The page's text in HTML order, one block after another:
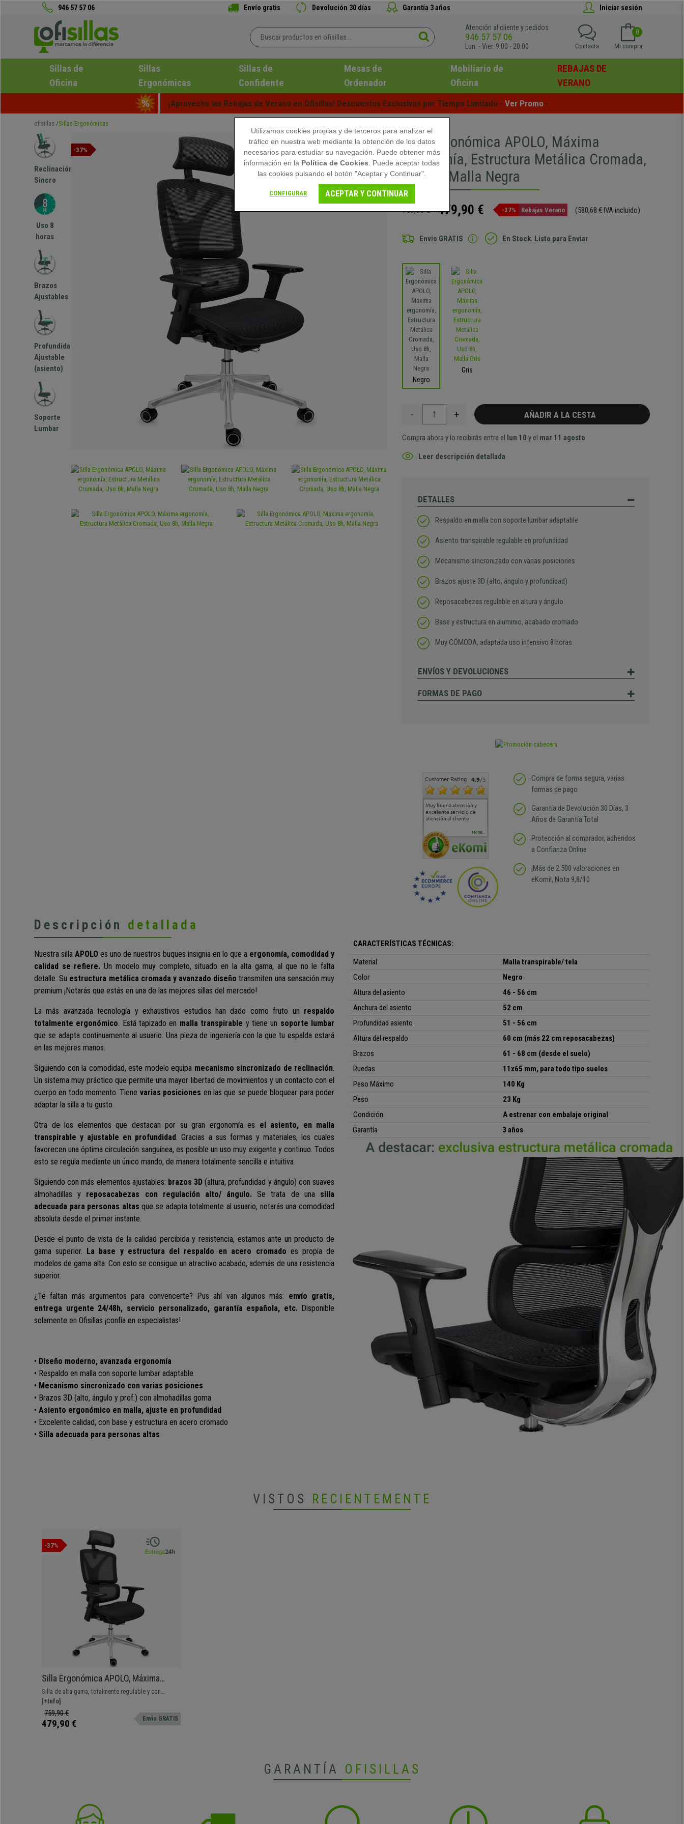
946 57 57 06 Envío gratis Devolución 30 días Garantía 3 años Iniciar sesión
Atención al cliente y pedidos
946 57 57 06
Lun. - Vier. 9:00 - 20:00
0
Mi compra
Contacta
Sillas de
Oficina
Sillas
Ergonómicas
Sillas de
Confidente
Mesas de
Ordenador
Mobiliario de
Oficina
REBAJAS DE
VERANO
¡Aprovecha las Rebajas de Verano en Ofisillas! Descuentos Exclusivos por Tiempo Limitado - Ver Promo -
ofisillas Sillas Ergonómicas
Reclinación
Sincro
Uso 8
horas
Brazos
Ajustables
Profundidad
Ajustable
(asiento)
Soporte
Lumbar
-37%
Silla Ergonómica APOLO, Máxima
ergonomía, Estructura Metálica Cromada,
Uso 8h, Malla Negra
759,90 € 479,90 € -37% Rebajas Verano (580,68 € IVA incluido)
Envio GRATIS En Stock. Listo para Enviar
Negro
Gris
- + AÑADIR A LA CESTA
Compra ahora y lo recibirás entre el lun 10 y el mar 11 agosto
Leer descripción detallada
DETALLES
Respaldo en malla con soporte lumbar adaptable
Asiento transpirable regulable en profundidad
Mecanismo sincronizado con varias posiciones
Brazos ajuste 3D (alto, ángulo y profundidad)
Reposacabezas regulable en altura y ángulo
Base y estructura en aluminio, acabado cromado
Muy CÓMODA, adaptada uso intensivo 8 horas
ENVÍOS Y DEVOLUCIONES
FORMAS DE PAGO
Customer Rating 4.9/5
Muy buena atención y
excelente servicio de
atención al cliente
Muy buena atención de
cara al asesoramiento
comercial y el envío ha
Si estoy contento
Excelente relacion
calidad precio Plazo de
MORE...
Compra de forma segura, varias
formas de pago
Garantía de Devolución 30 Días, 3
Años de Garantía Total
Protección al comprador, adheridos
a Confianza Online
¡Más de 2.500 valoraciones en
eKomi!, Nota 9,8/10
Descripción detallada
Nuestra silla APOLO es uno de nuestros buques insignia en lo que a ergonomía, comodidad y
calidad se refiere. Un modelo muy completo, situado en la alta gama, al que no le falta
detalle. Su estructura metálica cromada y avanzado diseño transmiten una sensación muy
premium ¡Notarás que estás en una de las mejores sillas del mercado!
La más avanzada tecnología y exhaustivos estudios han dado como fruto un respaldo
totalmente ergonómico. Está tapizado en malla transpirable y tiene un soporte lumbar
que se adapta continuamente al usuario. Una pieza de ingeniería con la que tu espalda estará
en las mejores manos.
Siguiendo con la comodidad, este modelo equipa mecanismo sincronizado de reclinación.
Un sistema muy práctico que permite una mayor libertad de movimientos y un contacto con el
cuerpo en todo momento. Tiene varias posiciones en las que se puede bloquear para poder
adaptar la silla a tu gusto.
Otra de los elementos que destacan por su gran ergonomía es el asiento, en malla
transpirable y ajustable en profundidad . Gracias a sus formas y materiales, los cuales
favorecen una óptima circulación sanguínea, es posible un uso muy exigente y continuo. Todos
esto se regula mediante un único mando, de manera totalmente sencilla e intuitiva.
Siguiendo con más elementos ajustables: brazos 3D (altura, profundidad y ángulo) con suaves
almohadillas y reposacabezas con regulación alto/ ángulo.Se trata de una silla
adecuada para personas altas que se adapta totalmente al usuario, notarás una comodidad
absoluta desde el primer instante.
Desde el punto de vista de la calidad percibida y resistencia, estamos ante un producto de
gama superior. La base y estructura del respaldo en acero cromado es propia de
modelos de gama alta. Con esto se consigue un atractivo acabado, además de una resistencia
superior.
¿Te faltan más argumentos para convencerte? Pus ahí van algunos más: envío gratis,
entrega urgente 24/48h, servicio personalizado, garantía española, etc. Disponible
solamente en Ofisillas ¡confía en especialistas!
• Diseño moderno, avanzada ergonomía
• Respaldo en malla con soporte lumbar adaptable
• Mecanismo sincronizado con varias posiciones
• Brazos 3D (alto, ángulo y prof.) con almohadillas goma
• Asiento ergonómico en malla, ajuste en profundidad
• Excelente calidad, con base y estructura en acero cromado
• Silla adecuada para personas altas
CARACTERÍSTICAS TÉCNICAS:
Material
Malla transpirable/ tela
Color
Negro
Altura del asiento
46 - 56 cm
Anchura del asiento
52 cm
Profundidad asiento
51 - 56 cm
Altura del respaldo
60 cm (más 22 cm reposacabezas)
Brazos
61 - 68 cm (desde el suelo)
Ruedas
11x65 mm, para todo tipo suelos
Peso Máximo
140 Kg
Peso
23 Kg
Condición
A estrenar con embalaje original
Garantía
3 años
VISTOS RECIENTEMENTE
-37%
Silla Ergonómica APOLO, Máxima
ergonomía, Estructura Metálica
Cromada, Uso 8h, Malla Negra
Silla de alta gama, totalmente regulable y con
estructura cromada. Uno de nuestros buques
insignia ¡Solo en Ofisillas!
[+Info]
759,90 €
479,90 € Envio GRATIS
GARANTÍA OFISILLAS
Utilizamos cookies propias y de terceros para analizar el
tráfico en nuestra web mediante la obtención de los datos
necesarios para estudiar su navegación. Puede obtener más
información en la Política de Cookies . Puede aceptar todas
las cookies pulsando el botón "Aceptar y Continuar".
CONFIGURAR ACEPTAR Y CONTINUAR